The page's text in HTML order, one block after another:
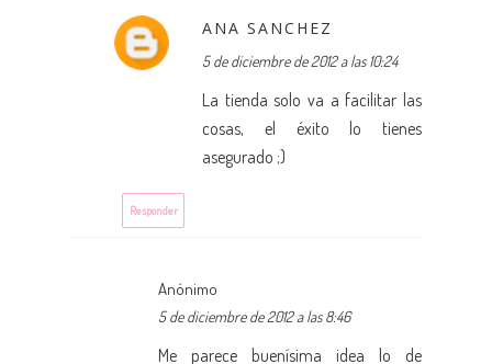
ANA SANCHEZ
5 de diciembre de 2012 a las 10:24
La tienda solo va a facilitar las
cosas, el éxito lo tienes
asegurado ;)
Responder
Anónimo
5 de diciembre de 2012 a las 8:46
Me parece buenísima idea lo de